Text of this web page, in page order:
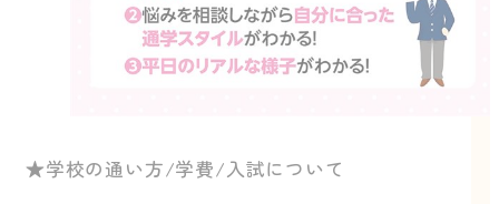
★学校の通い方/学費/入試について